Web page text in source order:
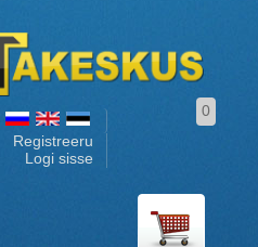
Registreeru
Logi sisse
0